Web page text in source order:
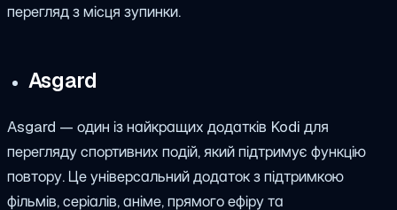
перегляд з місця зупинки.
Asgard
Asgard — один із найкращих додатків Kodi для
перегляду спортивних подій, який підтримує функцію
повтору. Це універсальний додаток з підтримкою
фільмів, серіалів, аніме, прямого ефіру та